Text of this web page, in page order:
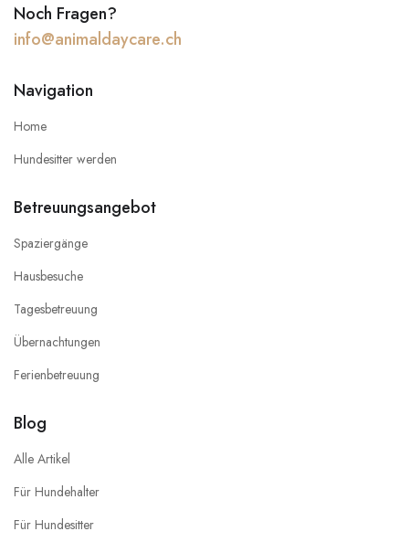
Noch Fragen?
info@animaldaycare.ch
Navigation
Home
Hundesitter werden
Betreuungsangebot
Spaziergänge
Hausbesuche
Tagesbetreuung
Übernachtungen
Ferienbetreuung
Blog
Alle Artikel
Für Hundehalter
Für Hundesitter